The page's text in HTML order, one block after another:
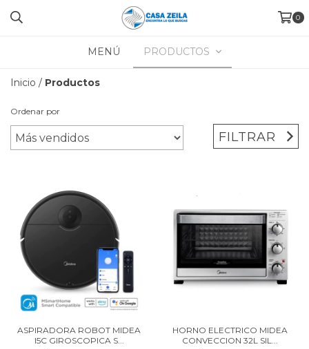
0
MENÚ PRODUCTOS
Inicio / Productos
Ordenar por
FILTRAR
ASPIRADORA ROBOT MIDEA
I5C GIROSCOPICA S...
HORNO ELECTRICO MIDEA
CONVECCION 32L SIL...